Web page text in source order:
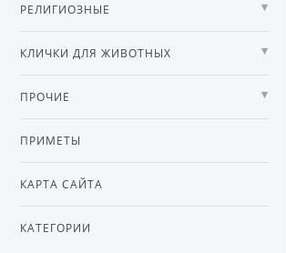
РЕЛИГИОЗНЫЕ
КЛИЧКИ ДЛЯ ЖИВОТНЫХ
ПРОЧИЕ
ПРИМЕТЫ
КАРТА САЙТА
КАТЕГОРИИ